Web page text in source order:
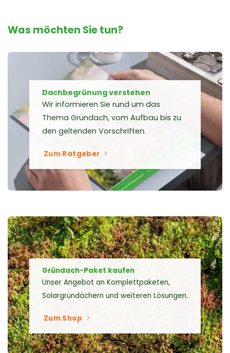
Was möchten Sie tun?
Dachbegrünung verstehen
Wir informieren Sie rund um das
Thema Gründach, vom Aufbau bis zu
den geltenden Vorschriften.
Zum Ratgeber
Gründach-Paket kaufen
Unser Angebot an Komplettpaketen,
Solargründächern und weiteren Lösungen.
Zum Shop